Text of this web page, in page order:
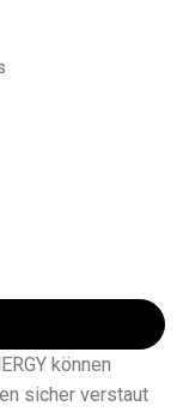
können
sicher verstaut